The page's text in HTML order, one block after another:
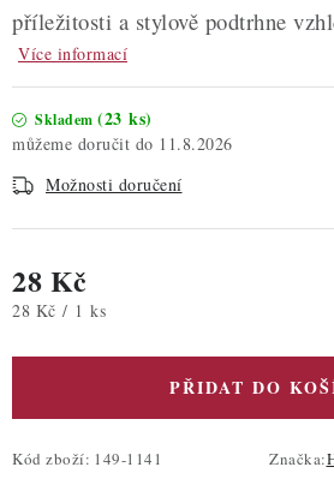
příležitosti a stylově podtrhne
Více informací
Skladem (23 ks)
11.8.2026
Možnosti doručení
28 Kč
Měrná cena:
28 Kč / 1 ks
PŘIDAT DO
Kód zboží: 149-1141 Značka: